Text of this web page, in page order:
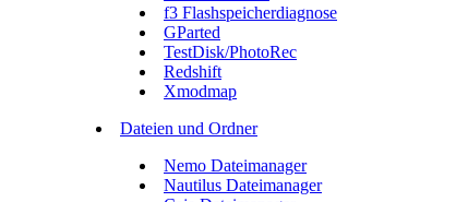
f3 Flashspeicherdiagnose
GParted
TestDisk/PhotoRec
Redshift
Xmodmap
Dateien und Ordner
Nemo Dateimanager
Nautilus Dateimanager